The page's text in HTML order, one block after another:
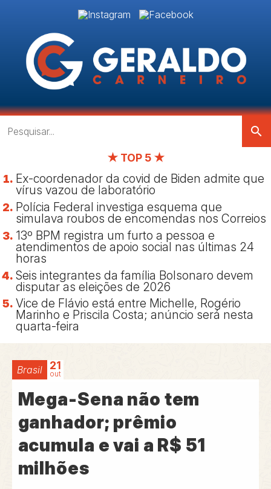
search
★ TOP 5 ★
Ex-coordenador da covid de Biden admite que
vírus vazou de laboratório
Polícia Federal investiga esquema que
simulava roubos de encomendas nos Correios
13º BPM registra um furto a pessoa e
atendimentos de apoio social nas últimas 24
horas
Seis integrantes da família Bolsonaro devem
disputar as eleições de 2026
Vice de Flávio está entre Michelle, Rogério
Marinho e Priscila Costa; anúncio será nesta
quarta-feira
Brasil 21
out
Mega-Sena não tem
ganhador; prêmio
acumula e vai a R$ 51
milhões